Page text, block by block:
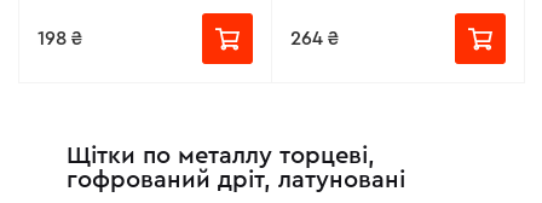
198 ₴ 264 ₴
Щітки по металлу торцеві,
гофрований дріт, латуновані